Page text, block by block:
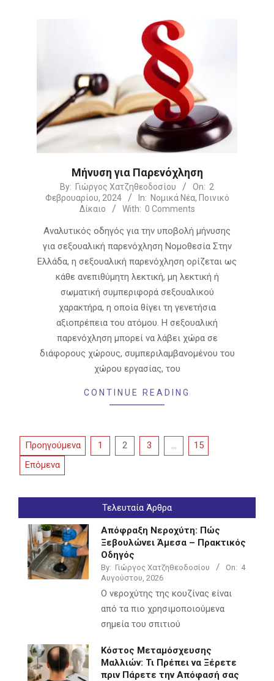
Μήνυση για Παρενόχληση
02-
By: Γιώργος Χατζηθεοδοσίου On: 2
Φεβρουαρίου, 2024
In: Νομικά Νέα, Ποινικό
Δίκαιο
With: 0 Comments
Αναλυτικός οδηγός για την υποβολή μήνυσης
για σεξουαλική παρενόχληση Νομοθεσία Στην
Ελλάδα, η σεξουαλική παρενόχληση ορίζεται ως
κάθε ανεπιθύμητη λεκτική, μη λεκτική ή
σωματική συμπεριφορά σεξουαλικού
χαρακτήρα, η οποία θίγει τη γενετήσια
αξιοπρέπεια του ατόμου. Η σεξουαλική
παρενόχληση μπορεί να λάβει χώρα σε
διάφορους χώρους, συμπεριλαμβανομένου του
χώρου εργασίας, του
CONTINUE READING
Σελιδοποίηση
άρθρων
Προηγούμενα 1 2 3 …
15
Επόμενα
Τελευταία Άρθρα
Απόφραξη Νεροχύτη: Πώς
Ξεβουλώνει Άμεσα – Πρακτικός
Οδηγός
By: Γιώργος Χατζηθεοδοσίου On: 4
Αυγούστου, 2026
Ο νεροχύτης της κουζίνας είναι
από τα πιο χρησιμοποιούμενα
σημεία του σπιτιού
Κόστος Μεταμόσχευσης
Μαλλιών: Τι Πρέπει να Ξέρετε
πριν Πάρετε την Απόφασή σας